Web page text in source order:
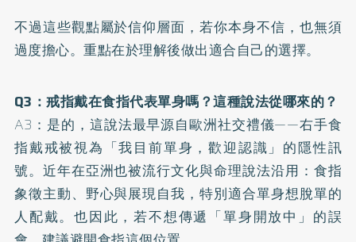
不過這些觀點屬於信仰層面，若你本身不信，也無須
過度擔心。重點在於理解後做出適合自己的選擇。
Q3：戒指戴在食指代表單身嗎？這種說法從哪來的？
A3：是的，這說法最早源自歐洲社交禮儀——右手食
指戴戒被視為「我目前單身，歡迎認識」的隱性訊
號。近年在亞洲也被流行文化與命理說法沿用：食指
象徵主動、野心與展現自我，特別適合單身想脫單的
人配戴。也因此，若不想傳遞「單身開放中」的誤